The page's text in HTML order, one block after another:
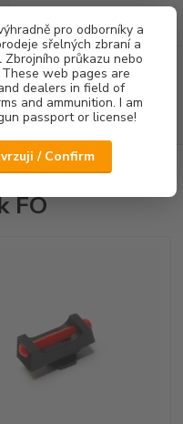
pro odborníky a
sřelných zbraní a
Zbrojního průkazu nebo
These web pages are
dealers in field of
and ammunition. I am
passport or license!
/ Confirm
Menu
Hledat
za0,00 Kč
FO